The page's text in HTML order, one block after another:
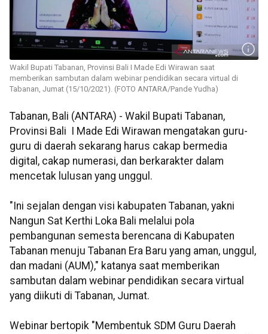
Wakil Bupati Tabanan, Provinsi Bali I Made Edi Wirawan saat
memberikan sambutan dalam webinar pendidikan secara virtual di
Tabanan, Jumat (15/10/2021). (FOTO ANTARA/Pande Yudha)
Tabanan, Bali (ANTARA) - Wakil Bupati Tabanan,
Provinsi Bali I Made Edi Wirawan mengatakan guru-
guru di daerah sekarang harus cakap bermedia
digital, cakap numerasi, dan berkarakter dalam
mencetak lulusan yang unggul.
"Ini sejalan dengan visi kabupaten Tabanan, yakni
Nangun Sat Kerthi Loka Bali melalui pola
pembangunan semesta berencana di Kabupaten
Tabanan menuju Tabanan Era Baru yang aman, unggul,
dan madani (AUM)," katanya saat memberikan
sambutan dalam webinar pendidikan secara virtual
yang diikuti di Tabanan, Jumat.
Webinar bertopik "Membentuk SDM Guru Daerah